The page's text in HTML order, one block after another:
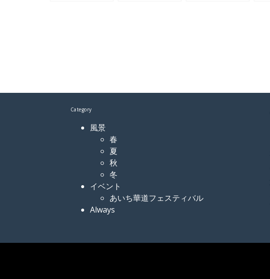
Category
風景
春
夏
秋
冬
イベント
あいち華道フェスティバル
Always